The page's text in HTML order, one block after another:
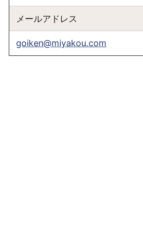
メールアドレス
goiken@miyakou.com